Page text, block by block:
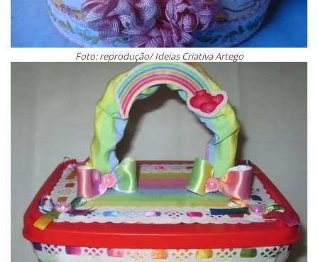
Foto: reprodução/ Ideias Criativa Artego